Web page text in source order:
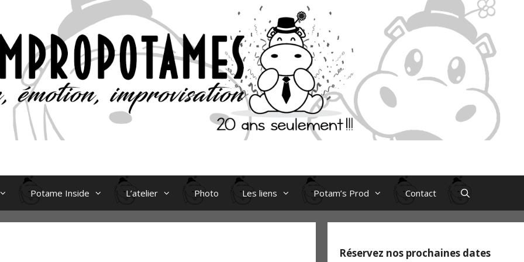
Potame Inside L’atelier Photo Les liens Potam’s Prod Contact
Réservez nos prochaines dates